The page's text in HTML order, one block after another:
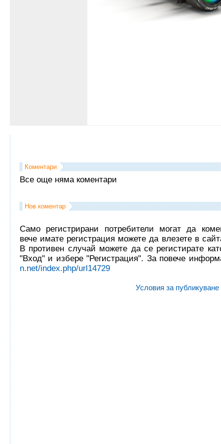
Коментари
Все още няма коментари
Нов коментар
Само регистрирани потребители могат да
вече имате регистрация можете да влезете в
В противен случай можете да се регистирате
"Вход" и избере "Регистрация". За повече
n.net/index.php/url14729
Условия за